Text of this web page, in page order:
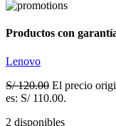
Productos con
Lenovo
S/120.00 El precio
es: S/ 110.00.
2 disponibles